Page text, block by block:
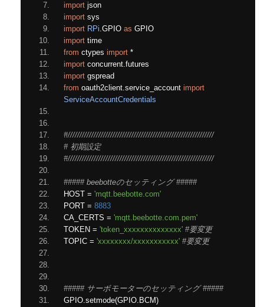
import json
import sys
import RPi.GPIO as GPIO
import time
from ctypes import *
import concurrent.futures
import gspread
from oauth2client.service_account import
ServiceAccountCredentials
#//////////////////////////////////////////////////////////////
# 初期設定
#//////////////////////////////////////////////////////////////
##### beebotteのセッティング #####
HOST = 'mqtt.beebotte.com'
PORT = 8883
CA_CERTS = 'mqtt.beebotte.com.pem'
TOKEN = 'token_xxxxxxxxxxxxxx' #要変更
TOPIC = 'xxxxxxxx/xxxxxxxxxxx' #要変更
##### サーボモーターのセッティング #####
GPIO.setmode(GPIO. BCM)